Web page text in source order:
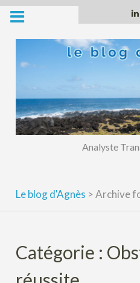
Skip
content
Analyste
Le blog d'Agnès >Archive
Catégorie :